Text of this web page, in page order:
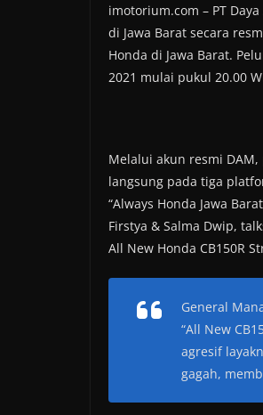
imotorium.com – PT
di Jawa Barat secara
Honda di Jawa Barat.
2021 mulai pukul 20.00
Melalui akun resmi
langsung pada tiga
“Always Honda Jawa
Firstya & Salma Dwip,
All New Honda CB150R
General
“All New
agresif
gagah,